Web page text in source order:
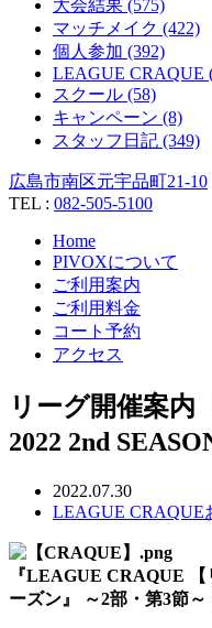
大会結果 (575)
マッチメイク (422)
個人参加 (392)
LEAGUE CRAQUE
スクール (58)
キャンペーン (8)
スタッフ日記 (349)
広島市南区元宇品町21-10
TEL : 082-505-5100
Home
PIVOXについて
ご利用案内
ご利用料金
コート予約
アクセス
リーグ開催案内
2022 2nd
2022.07.30
LEAGUE CRAQUE
『LEAGUE CRAQUE
ーズン』 ～2部・第3節～